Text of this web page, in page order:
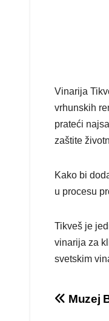
Vinarija
vrhunskih
prateći
zaštite
Kako bi
u procesu
Tikveš je
vinarija za
svetskim
Post
Muzej